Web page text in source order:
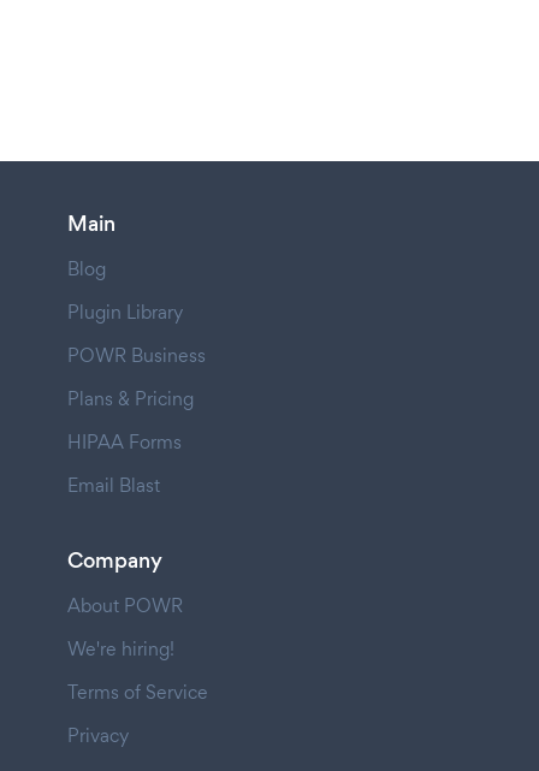
Main
Blog
Plugin Library
POWR Business
Plans & Pricing
HIPAA Forms
Email Blast
Company
About POWR
We're hiring!
Terms of Service
Privacy